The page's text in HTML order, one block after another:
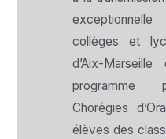
collèges et
d’Aix-
programme
Chorégies
élèves des